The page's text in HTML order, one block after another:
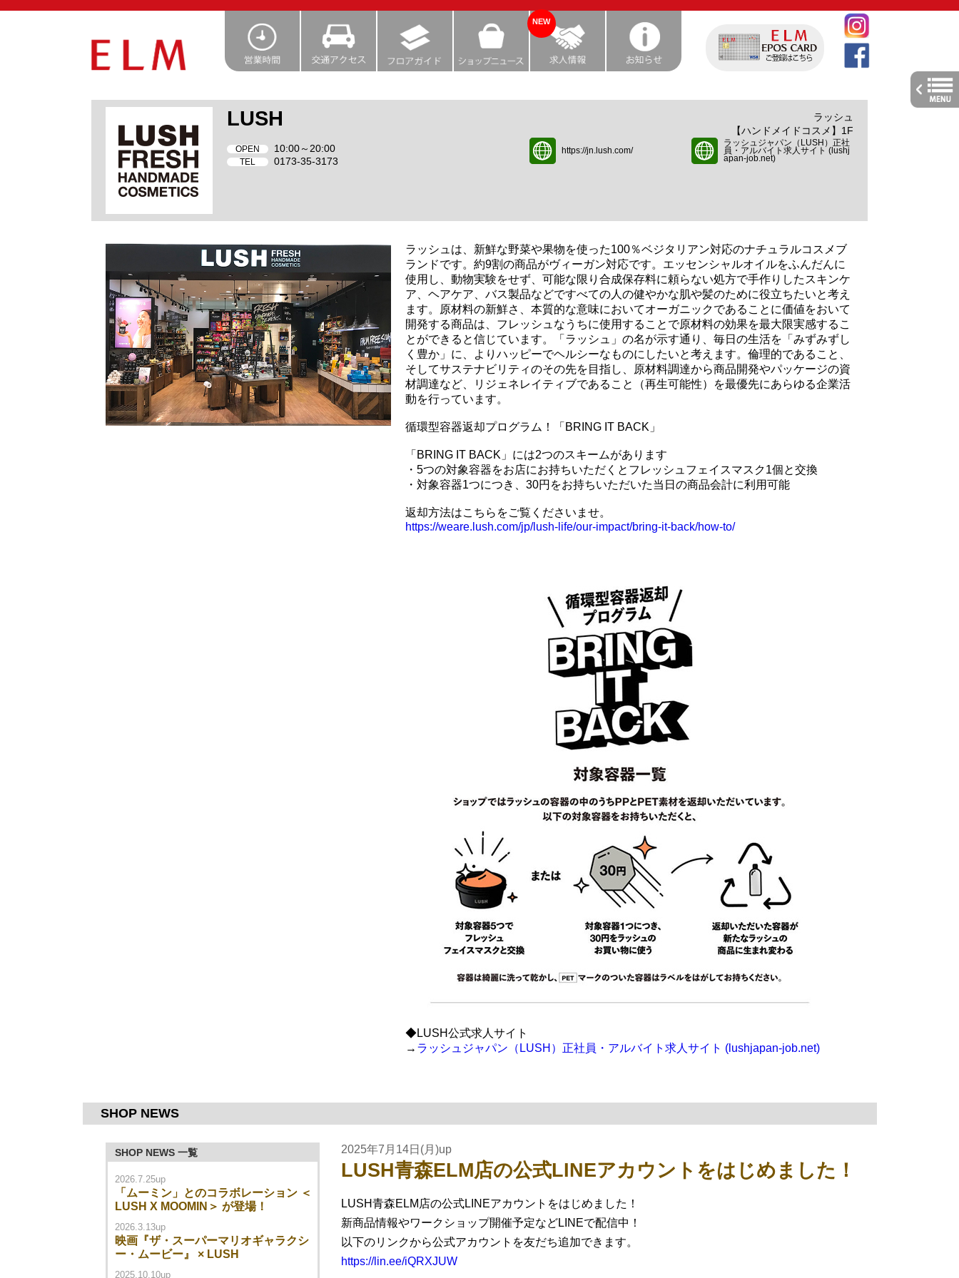
toggle
NEW
LUSH
ラッシュ
【ハンドメイドコスメ】1F
OPEN 10:00～20:00
TEL 0173-35-3173
https://jn.lush.com/
ラッシュジャパン（LUSH）正社
員・アルバイト求人サイト (lushj
apan-job.net)
ラッシュは、新鮮な野菜や果物を使った100％ベジタリアン対応のナチュラルコスメブ
ランドです。約9割の商品がヴィーガン対応です。エッセンシャルオイルをふんだんに
使用し、動物実験をせず、可能な限り合成保存料に頼らない処方で手作りしたスキンケ
ア、ヘアケア、バス製品などですべての人の健やかな肌や髪のために役立ちたいと考え
ます。原材料の新鮮さ、本質的な意味においてオーガニックであることに価値をおいて
開発する商品は、フレッシュなうちに使用することで原材料の効果を最大限実感するこ
とができると信じています。「ラッシュ」の名が示す通り、毎日の生活を「みずみずし
く豊か」に、よりハッピーでヘルシーなものにしたいと考えます。倫理的であること、
そしてサステナビリティのその先を目指し、原材料調達から商品開発やパッケージの資
材調達など、リジェネレイティブであること（再生可能性）を最優先にあらゆる企業活
動を行っています。
循環型容器返却プログラム！「BRING IT BACK」
「BRING IT BACK」には2つのスキームがあります
・5つの対象容器をお店にお持ちいただくとフレッシュフェイスマスク1個と交換
・対象容器1つにつき、30円をお持ちいただいた当日の商品会計に利用可能
返却方法はこちらをご覧くださいませ。
https://weare.lush.com/jp/lush-life/our-impact/bring-it-back/how-to/
◆LUSH公式求人サイト
→ ラッシュジャパン（LUSH）正社員・アルバイト求人サイト (lushjapan-job.net)
SHOP NEWS
SHOP NEWS 一覧
2026.7.25up
「ムーミン」とのコラボレーション ＜
LUSH X MOOMIN＞ が登場！
2026.3.13up
映画『ザ・スーパーマリオギャラクシ
ー・ムービー』 × LUSH
2025.10.10up
2025年7月14日(月)up
LUSH青森ELM店の公式LINEアカウントをはじめました！
LUSH青森ELM店の公式LINEアカウントをはじめました！
新商品情報やワークショップ開催予定などLINEで配信中！
以下のリンクから公式アカウントを友だち追加できます。
https://lin.ee/iQRXJUW